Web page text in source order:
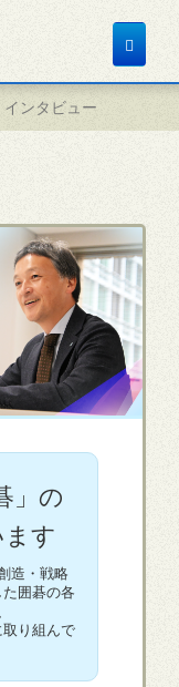
Toggle
ンタビュー
」の
す
造・戦略
囲碁の各
り組んで